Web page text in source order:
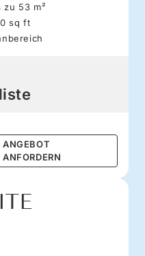
zu 53 m²
sq ft
ANGEBOT
ANFORDERN